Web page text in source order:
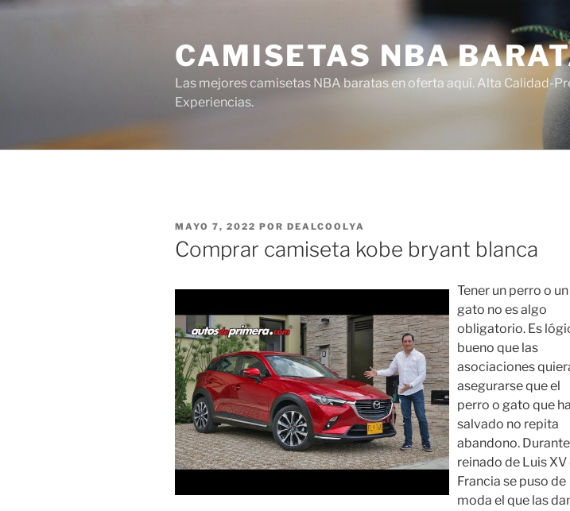
Saltar
CAMISETAS NBA
Las mejores camisetas NBA baratas en oferta aquí. Alta Calidad-
Experiencias.
PUBLICADO
EL
MAYO 7, 2022 POR DEALCOOLYA
Comprar camiseta kobe bryant blanca
Tener un perro o un
gato no es algo
obligatorio. Es
bueno que las
asociaciones
asegurarse que el
perro o gato que
salvado no repita
abandono.
reinado de Luis XV
Francia se puso de
moda el que las